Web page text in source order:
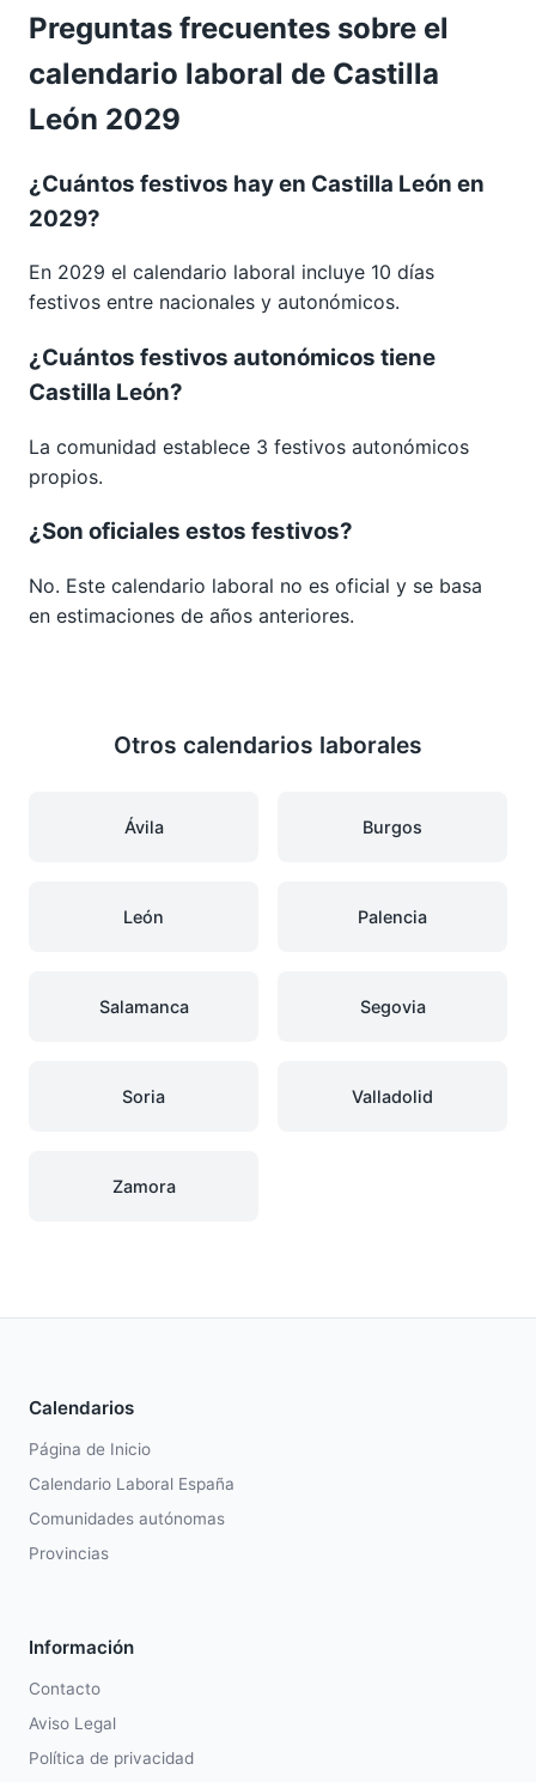
Preguntas frecuentes sobre el
calendario laboral de Castilla
León 2029
¿Cuántos festivos hay en Castilla León en
2029?
En 2029 el calendario laboral incluye 10 días
festivos entre nacionales y autonómicos.
¿Cuántos festivos autonómicos tiene
Castilla León?
La comunidad establece 3 festivos autonómicos
propios.
¿Son oficiales estos festivos?
No. Este calendario laboral no es oficial y se basa
en estimaciones de años anteriores.
Otros calendarios laborales
Ávila Burgos
León Palencia
Salamanca Segovia
Soria Valladolid
Zamora
Calendarios
Página de Inicio
Calendario Laboral España
Comunidades autónomas
Provincias
Información
Contacto
Aviso Legal
Política de privacidad